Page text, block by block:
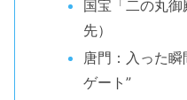
国宝「二の丸
先）
唐門：入った瞬
ゲート”